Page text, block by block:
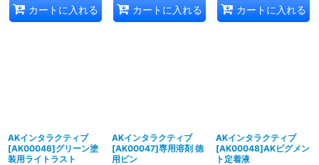
カートに入れる カートに入れる カートに入れる
AKインタラクティブ
[AK00046]グリーン塗
装用ライトラスト
AKインタラクティブ
[AK00047]専用溶剤 徳
用ビン
AKインタラクティブ
[AK00048]AKピグメン
ト定着液